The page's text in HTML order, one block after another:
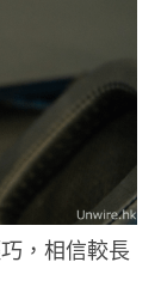
，相信較長